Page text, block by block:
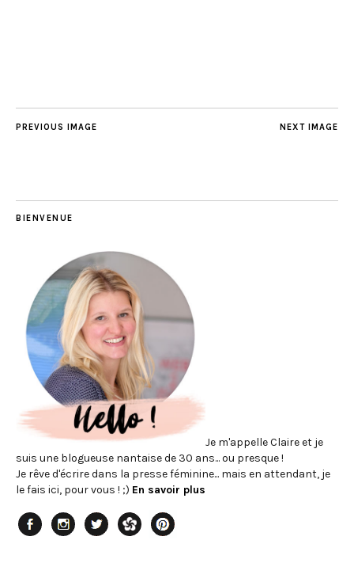
NEXT IMAGE
PREVIOUS IMAGE
BIENVENUE
Je m'appelle Claire et je
suis une blogueuse nantaise de 30 ans... ou presque !
Je rêve d'écrire dans la presse féminine... mais en attendant, je
le fais ici, pour vous ! ;) En savoir plus